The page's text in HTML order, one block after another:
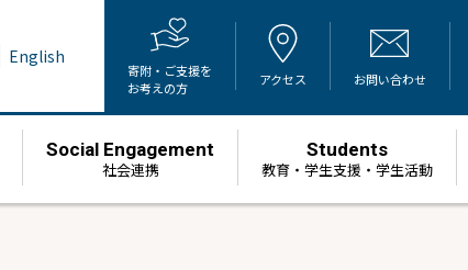
English
寄附・ご支援を
お考えの方
アクセス お問い合わせ
Social Engagement
社会連携
Students
教育・学生支援・学生活動